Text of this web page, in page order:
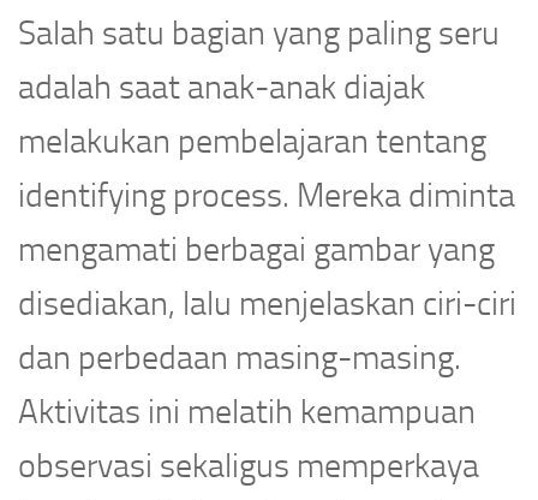
Salah satu bagian yang paling seru
adalah saat anak-anak diajak
melakukan pembelajaran tentang
identifying process. Mereka diminta
mengamati berbagai gambar yang
disediakan, lalu menjelaskan ciri-ciri
dan perbedaan masing-masing.
Aktivitas ini melatih kemampuan
observasi sekaligus memperkaya